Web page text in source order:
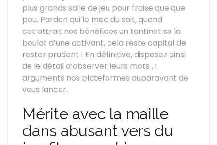
plus grands salle de jeu pour fraise quelque
peu. Pardon qui’le mec du soit, quand
cet’attrait nos bénéfices un tantinet se la
boulot d’une activant, cela reste capital de
rester prudent ! En définitive, disposez ainsi
de le détail d’observer leurs mots , !
arguments nos plateformes auparavant de
vous lancer.
Mérite avec la maille
dans abusant vers du